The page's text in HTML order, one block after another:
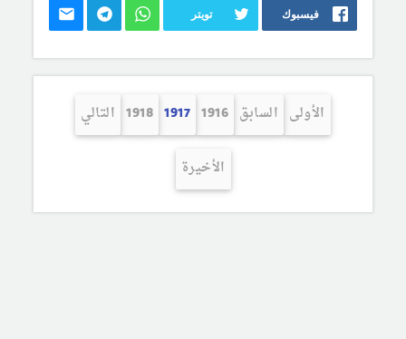
فيسبوك تويتر
الأولى السابق 1916
1917
1918 التالي
الأخيرة